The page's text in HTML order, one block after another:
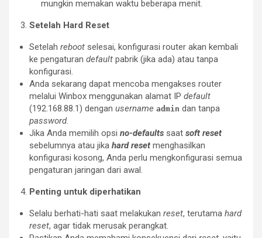
mungkin memakan waktu beberapa menit.
Setelah Hard Reset
Setelah reboot selesai, konfigurasi router akan kembali
ke pengaturan default pabrik (jika ada) atau tanpa
konfigurasi.
Anda sekarang dapat mencoba mengakses router
melalui Winbox menggunakan alamat IP default
(192.168.88.1) dengan username admin dan tanpa
password.
Jika Anda memilih opsi no-defaults saat soft reset
sebelumnya atau jika hard reset menghasilkan
konfigurasi kosong, Anda perlu mengkonfigurasi semua
pengaturan jaringan dari awal.
Penting untuk diperhatikan
Selalu berhati-hati saat melakukan reset, terutama hard
reset, agar tidak merusak perangkat.